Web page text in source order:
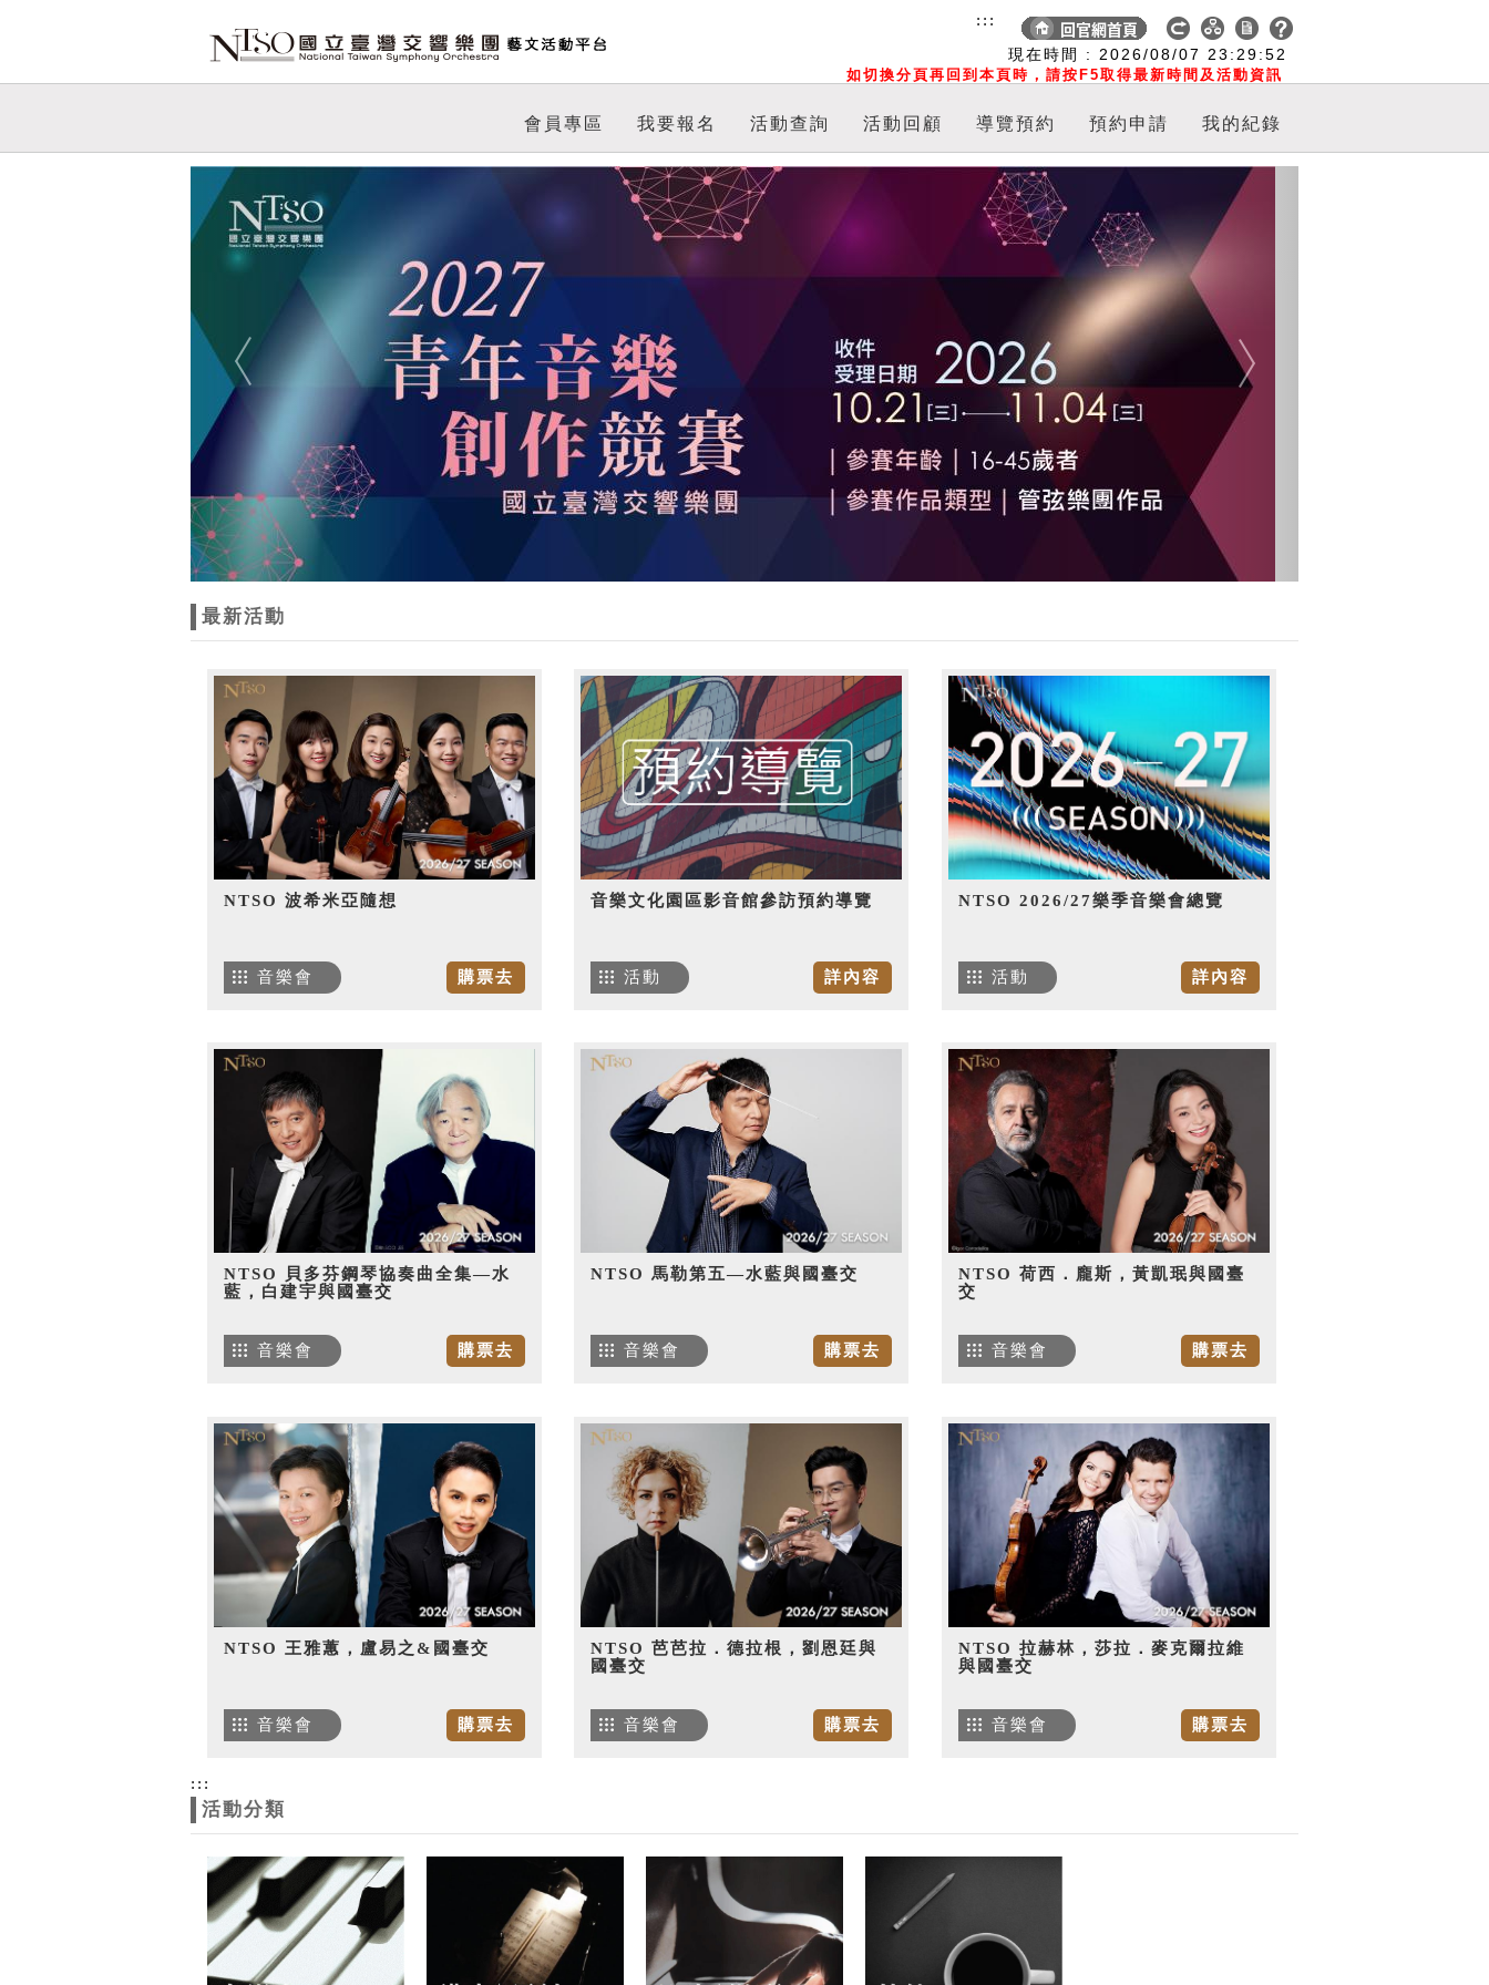
現在時間 : 2026/08/07 23:29:52
如切換分頁再回到本頁時，請按F5取得最新時間及活動資訊
:::
會員專區 我要報名 活動查詢 活動回顧 導覽預約 預約申請 我的紀錄
Previous Next
最新活動
NTSO 波希米亞隨想
購票去
音樂會
音樂文化園區影音館參訪預約導覽
詳內容
活動
NTSO 2026/27樂季音樂會總覽
詳內容
活動
NTSO 貝多芬鋼琴協奏曲全集—水
藍，白建宇與國臺交
購票去
音樂會
NTSO 馬勒第五—水藍與國臺交
購票去
音樂會
NTSO 荷西．龐斯，黃凱珉與國臺
交
購票去
音樂會
NTSO 王雅蕙，盧易之&國臺交
購票去
音樂會
NTSO 芭芭拉．德拉根，劉恩廷與
國臺交
購票去
音樂會
NTSO 拉赫林，莎拉．麥克爾拉維
與國臺交
購票去
音樂會
:::
活動分類